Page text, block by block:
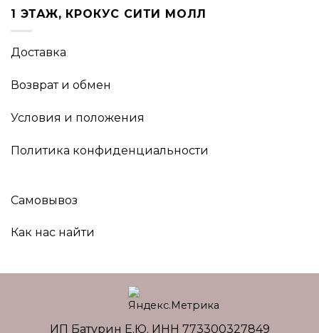
1 ЭТАЖ, КРОКУС СИТИ МОЛЛ
Доставка
Возврат и обмен
Условия и положения
Политика конфиденциальности
Самовывоз
Как нас найти
ИП Батурин Е.Ю. ИНН 773300327849